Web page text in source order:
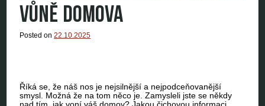
VŮNĚ DOMOVA
Posted on22.10.2025
Říká se, že náš nos je nejsilnější a nejpodceňovanější
smysl. Možná že na tom něco je. Zamysleli jste se někdy